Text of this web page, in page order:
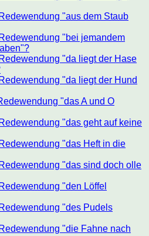
"aus dem Staub
"bei jemandem
"da liegt der Hase
"da liegt der Hund
"das A und O
"das geht auf keine
"das Heft in die
"das sind doch olle
"den Löffel
"des Pudels
"die Fahne nach